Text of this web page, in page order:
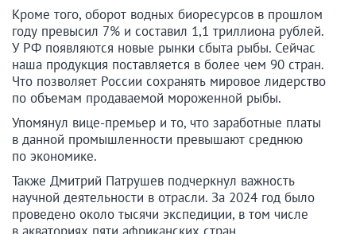
Кроме того, оборот водных биоресурсов в прошлом
году превысил 7% и составил 1,1 триллиона рублей.
У РФ появляются новые рынки сбыта рыбы. Сейчас
наша продукция поставляется в более чем 90 стран.
Что позволяет России сохранять мировое лидерство
по объемам продаваемой мороженной рыбы.
Упомянул вице-премьер и то, что заработные платы
в данной промышленности превышают среднюю
по экономике.
Также Дмитрий Патрушев подчеркнул важность
научной деятельности в отрасли. За 2024 год было
проведено около тысячи экспедиции, в том числе